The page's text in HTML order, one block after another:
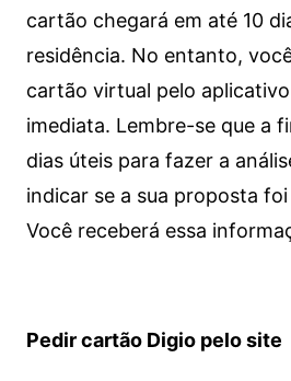
cartão chegará em até 10
residência. No entanto,
cartão virtual pelo
imediata. Lembre-se que a
dias úteis para fazer a
indicar se a sua proposta
Você receberá essa
Pedir cartão Digio pelo site